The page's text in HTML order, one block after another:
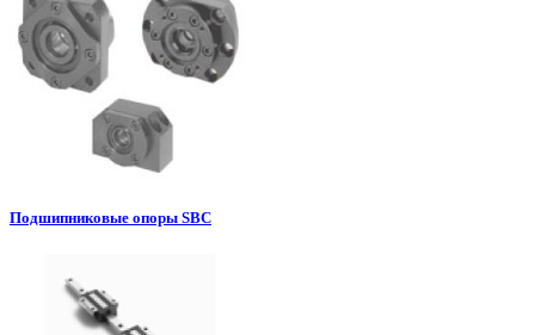
Подшипниковые опоры SBC